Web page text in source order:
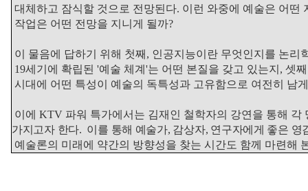
대체하고 잠식할 것으로 전망된다. 이런 와중에 예술은 어떤
작업은 어떤 전망을 지니게 될까?
이 물음에 답하기 위해 첫째, 인공지능이란 무엇인지를 논리
19세기에 확립된 '예술 체계'는 어떤 본질을 갖고 있는지, 셋
시대에 어떤 특성이 예술의 독특성과 고유함으로 여전히 남
이에 KTV 파워 특가에서는 김재인 철학자의 강연을 통해 각
가지고자 한다. 이를 통해 예술가, 감상자, 연구자에게 좋은 영
예술론의 미래에 약간의 방향성을 찾는 시간도 함께 마련해